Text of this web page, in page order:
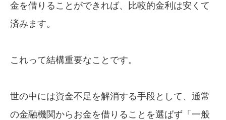
金を借りることができれば、比較的金利は安くて
済みます。
これって結構重要なことです。
世の中には資金不足を解消する手段として、通常
の金融機関からお金を借りることを選ばず「一般